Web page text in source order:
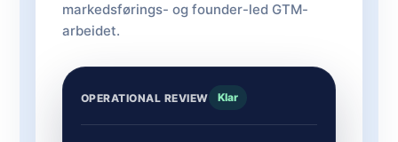
markedsførings- og founder-led GTM-
arbeidet.
OPERATIONAL REVIEW Klar